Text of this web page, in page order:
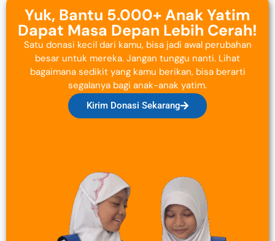
Yuk, Bantu 5.000+ Anak Yatim
Dapat Masa Depan Lebih Cerah!
Satu donasi kecil dari kamu, bisa jadi awal perubahan
besar untuk mereka. Jangan tunggu nanti. Lihat
bagaimana sedikit yang kamu berikan, bisa berarti
segalanya bagi anak-anak yatim.
Kirim Donasi Sekarang